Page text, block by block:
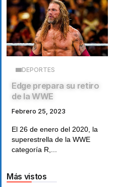
DEPORTES
Edge prepara su retiro
de la WWE
Febrero 25, 2023
El 26 de enero del 2020, la
superestrella de la WWE
categoría R,...
Más vistos